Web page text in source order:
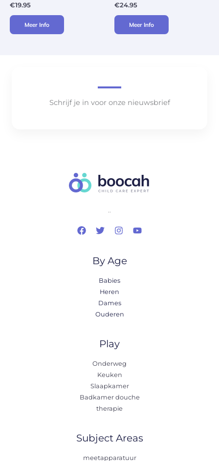
€19.95
Meer Info
€24.95
Meer Info
Schrijf je in voor onze nieuwsbrief
..
By Age
Babies
Heren
Dames
Ouderen
Play
Onderweg
Keuken
Slaapkamer
Badkamer douche
therapie
Subject Areas
meetapparatuur